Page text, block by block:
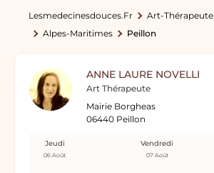
Lesmedecinesdouces.fr
Art-Thérapeute
Alpes-Maritimes
Peillon
ANNE LAURE NOVELLI
Art Thérapeute
Mairie Borgheas
06440 Peillon
Jeudi
06 Août
Vendredi
07 Août